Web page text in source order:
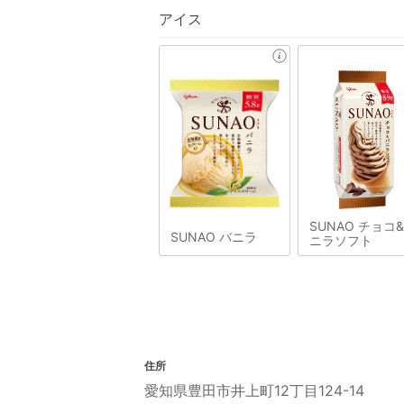
アイス
SUNAO バニラ
SUNAO チョコ
ニラソフト
住所
愛知県豊田市井上町12丁目124-14